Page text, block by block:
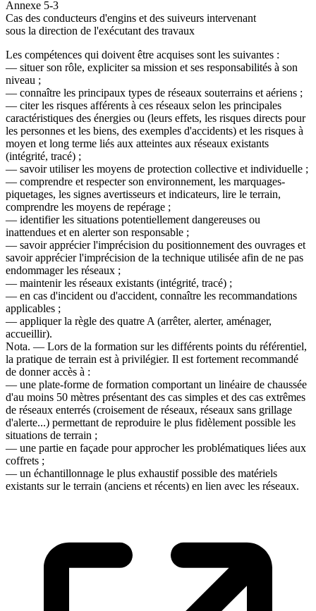
Annexe 5-3
Cas des conducteurs d'engins et des suiveurs intervenant
sous la direction de l'exécutant des travaux
Les compétences qui doivent être acquises sont les suivantes :
― situer son rôle, expliciter sa mission et ses responsabilités à son
niveau ;
― connaître les principaux types de réseaux souterrains et aériens ;
― citer les risques afférents à ces réseaux selon les principales
caractéristiques des énergies ou (leurs effets, les risques directs pour
les personnes et les biens, des exemples d'accidents) et les risques à
moyen et long terme liés aux atteintes aux réseaux existants
(intégrité, tracé) ;
― savoir utiliser les moyens de protection collective et individuelle ;
― comprendre et respecter son environnement, les marquages-
piquetages, les signes avertisseurs et indicateurs, lire le terrain,
comprendre les moyens de repérage ;
― identifier les situations potentiellement dangereuses ou
inattendues et en alerter son responsable ;
― savoir apprécier l'imprécision du positionnement des ouvrages et
savoir apprécier l'imprécision de la technique utilisée afin de ne pas
endommager les réseaux ;
― maintenir les réseaux existants (intégrité, tracé) ;
― en cas d'incident ou d'accident, connaître les recommandations
applicables ;
― appliquer la règle des quatre A (arrêter, alerter, aménager,
accueillir).
Nota. ― Lors de la formation sur les différents points du référentiel,
la pratique de terrain est à privilégier. Il est fortement recommandé
de donner accès à :
― une plate-forme de formation comportant un linéaire de chaussée
d'au moins 50 mètres présentant des cas simples et des cas extrêmes
de réseaux enterrés (croisement de réseaux, réseaux sans grillage
d'alerte...) permettant de reproduire le plus fidèlement possible les
situations de terrain ;
― une partie en façade pour approcher les problématiques liées aux
coffrets ;
― un échantillonnage le plus exhaustif possible des matériels
existants sur le terrain (anciens et récents) en lien avec les réseaux.